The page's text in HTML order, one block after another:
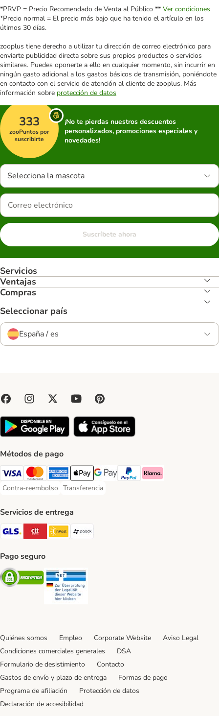
*PRVP = Precio Recomendado de Venta al Público ** Ver condiciones
*Precio normal = El precio más bajo que ha tenido el artículo en los
útimos 30 días.
zooplus tiene derecho a utilizar tu dirección de correo electrónico para
enviarte publicidad directa sobre sus propios productos o servicios
similares. Puedes oponerte a ello en cualquier momento, sin incurrir en
ningún gasto adicional a los gastos básicos de transmisión, poniéndote
en contacto con el servicio de atención al cliente de zooplus. Más
información sobre protección de datos
333
zooPuntos por
suscribirte
¡No te pierdas nuestros descuentos
personalizados, promociones especiales y
novedades!
Selecciona la mascota
Suscríbete ahora
Servicios
Ventajas
Compras
Seleccionar país
España / es
Métodos de pago
Visa Payment Method
Mastercard Payment Method
American Express Payment Method
Apple Pay Payment Method
Google Pay Payment Method
PayPal Payment Method
Klarna Payment Method
Contra-reembolso
Contra-reembolso Payment Method
Transferencia
Transferencia Payment Method
Servicios de entrega
GLS Shipping Method
CTTExpress Shipping Method
InPost Shipping Method
paack Shipping Method
Pago seguro
Security
Quiénes somos Empleo Corporate Website
Aviso Legal
Condiciones comerciales generales
DSA
Formulario de desistimiento
Contacto
Gastos de envío y plazo de entrega
Formas de pago
Programa de afiliación
Protección de datos
Declaración de accesibilidad